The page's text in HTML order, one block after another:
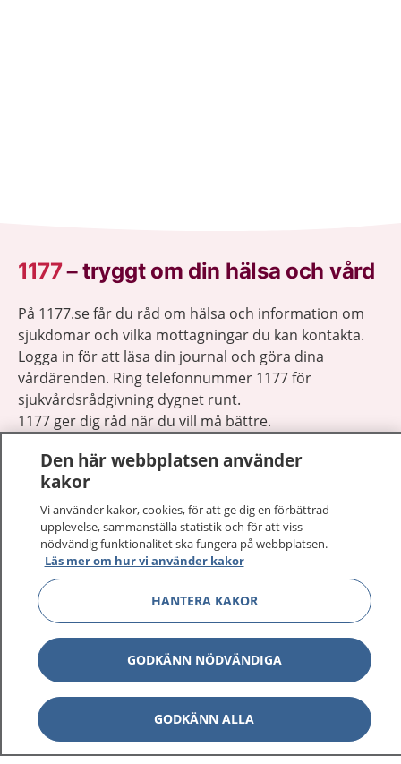
1177–tryggt om din hälsa och vård
På 1177.se får du råd om hälsa och information om
sjukdomar och vilka mottagningar du kan kontakta.
Logga in för att läsa din journal och göra dina
vårdärenden. Ring telefonnummer 1177 för
sjukvårdsrådgivning dygnet runt.
1177 ger dig råd när du vill må bättre.
1177 på flera språk
Om 1177 Visa
Kontakt
Behandling av personuppgifter
Hantering av kakor
Den här webbplatsen använder
kakor
Vi använder kakor, cookies, för att ge dig en förbättrad
upplevelse, sammanställa statistik och för att viss
nödvändig funktionalitet ska fungera på webbplatsen.
Läs mer om hur vi använder kakor
HANTERA KAKOR
GODKÄNN NÖDVÄNDIGA
GODKÄNN ALLA